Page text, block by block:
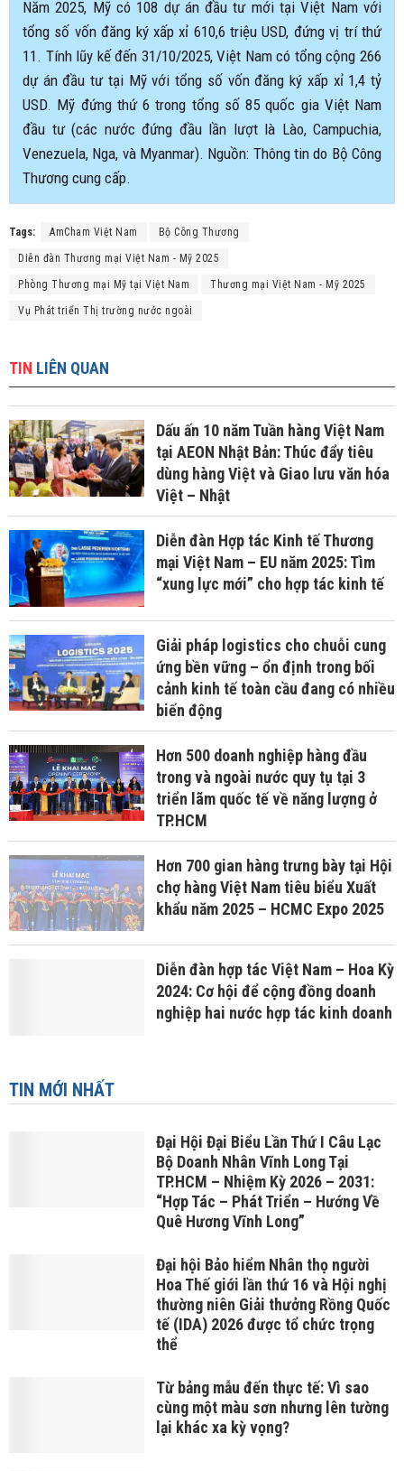
Năm 2025, Mỹ có 108 dự án đầu tư mới tại Việt Nam với
tổng số vốn đăng ký xấp xỉ 610,6 triệu USD, đứng vị trí thứ
11. Tính lũy kế đến 31/10/2025, Việt Nam có tổng cộng 266
dự án đầu tư tại Mỹ với tổng số vốn đăng ký xấp xỉ 1,4 tỷ
USD. Mỹ đứng thứ 6 trong tổng số 85 quốc gia Việt Nam
đầu tư (các nước đứng đầu lần lượt là Lào, Campuchia,
Venezuela, Nga, và Myanmar). Nguồn: Thông tin do Bộ Công
Thương cung cấp.
Tags: AmCham Việt Nam Bộ Công Thương
Diễn đàn Thương mại Việt Nam - Mỹ 2025
Phòng Thương mại Mỹ tại Việt Nam Thương mại Việt Nam - Mỹ 2025
Vụ Phát triển Thị trường nước ngoài
TIN LIÊN QUAN
Dấu ấn 10 năm Tuần hàng Việt Nam
tại AEON Nhật Bản: Thúc đẩy tiêu
dùng hàng Việt và Giao lưu văn hóa
Việt – Nhật
Diễn đàn Hợp tác Kinh tế Thương
mại Việt Nam – EU năm 2025: Tìm
“xung lực mới” cho hợp tác kinh tế
Giải pháp logistics cho chuỗi cung
ứng bền vững – ổn định trong bối
cảnh kinh tế toàn cầu đang có nhiều
biến động
Hơn 500 doanh nghiệp hàng đầu
trong và ngoài nước quy tụ tại 3
triển lãm quốc tế về năng lượng ở
TP.HCM
Hơn 700 gian hàng trưng bày tại Hội
chợ hàng Việt Nam tiêu biểu Xuất
khẩu năm 2025 – HCMC Expo 2025
Diễn đàn hợp tác Việt Nam – Hoa Kỳ
2024: Cơ hội để cộng đồng doanh
nghiệp hai nước hợp tác kinh doanh
TIN MỚI NHẤT
Đại Hội Đại Biểu Lần Thứ I Câu Lạc
Bộ Doanh Nhân Vĩnh Long Tại
TP.HCM – Nhiệm Kỳ 2026 – 2031:
“Hợp Tác – Phát Triển – Hướng Về
Quê Hương Vĩnh Long”
Đại hội Bảo hiểm Nhân thọ người
Hoa Thế giới lần thứ 16 và Hội nghị
thường niên Giải thưởng Rồng Quốc
tế (IDA) 2026 được tổ chức trọng
thể
Từ bảng mẫu đến thực tế: Vì sao
cùng một màu sơn nhưng lên tường
lại khác xa kỳ vọng?